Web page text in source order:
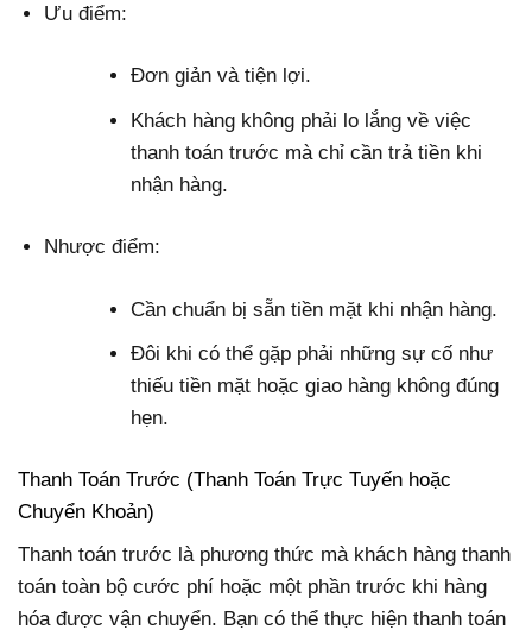
Ưu điểm:
Đơn giản và tiện lợi.
Khách hàng không phải lo lắng về việc
thanh toán trước mà chỉ cần trả tiền khi
nhận hàng.
Nhược điểm:
Cần chuẩn bị sẵn tiền mặt khi nhận hàng.
Đôi khi có thể gặp phải những sự cố như
thiếu tiền mặt hoặc giao hàng không đúng
hẹn.
Thanh Toán Trước (Thanh Toán Trực Tuyến hoặc
Chuyển Khoản)
Thanh toán trước là phương thức mà khách hàng thanh
toán toàn bộ cước phí hoặc một phần trước khi hàng
hóa được vận chuyển. Bạn có thể thực hiện thanh toán